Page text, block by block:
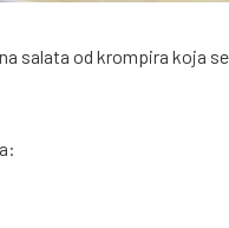
salata od krompira koja